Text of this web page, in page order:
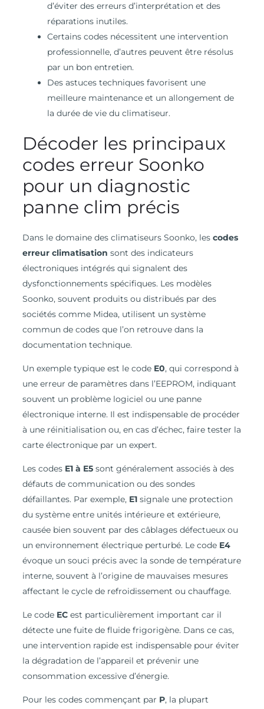
d’éviter des erreurs d’interprétation et des
réparations inutiles.
Certains codes nécessitent une intervention
professionnelle, d’autres peuvent être résolus
par un bon entretien.
Des astuces techniques favorisent une
meilleure maintenance et un allongement de
la durée de vie du climatiseur.
Décoder les principaux
codes erreur Soonko
pour un diagnostic
panne clim précis
Dans le domaine des climatiseurs Soonko, les codes
erreur climatisation sont des indicateurs
électroniques intégrés qui signalent des
dysfonctionnements spécifiques. Les modèles
Soonko, souvent produits ou distribués par des
sociétés comme Midea, utilisent un système
commun de codes que l’on retrouve dans la
documentation technique.
Un exemple typique est le code E0, qui correspond à
une erreur de paramètres dans l’EEPROM, indiquant
souvent un problème logiciel ou une panne
électronique interne. Il est indispensable de procéder
à une réinitialisation ou, en cas d’échec, faire tester la
carte électronique par un expert.
Les codes E1 à E5sont généralement associés à des
défauts de communication ou des sondes
défaillantes. Par exemple, E1signale une protection
du système entre unités intérieure et extérieure,
causée bien souvent par des câblages défectueux ou
un environnement électrique perturbé. Le code E4
évoque un souci précis avec la sonde de température
interne, souvent à l’origine de mauvaises mesures
affectant le cycle de refroidissement ou chauffage.
Le code ECest particulièrement important car il
détecte une fuite de fluide frigorigène. Dans ce cas,
une intervention rapide est indispensable pour éviter
la dégradation de l’appareil et prévenir une
consommation excessive d’énergie.
Pour les codes commençant par P, la plupart